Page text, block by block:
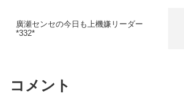
廣瀬センセの今日も上機嫌リーダー
*332*
コメント